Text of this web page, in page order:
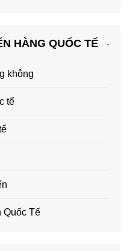
HÀNG QUỐC TẾ
không
tế
Tế